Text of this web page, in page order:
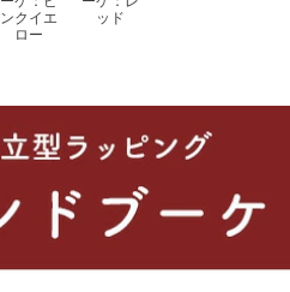
ンクイエ
ロー
ッド